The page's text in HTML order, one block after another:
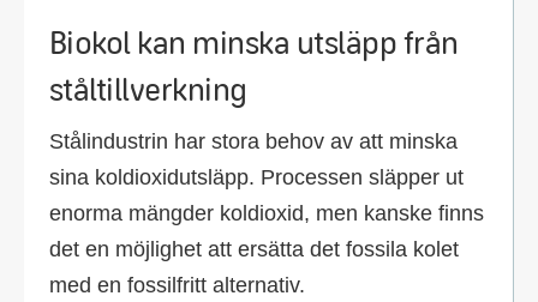
Biokol kan minska utsläpp från
ståltillverkning
Stålindustrin har stora behov av att minska
sina koldioxidutsläpp. Processen släpper ut
enorma mängder koldioxid, men kanske finns
det en möjlighet att ersätta det fossila kolet
med en fossilfritt alternativ.